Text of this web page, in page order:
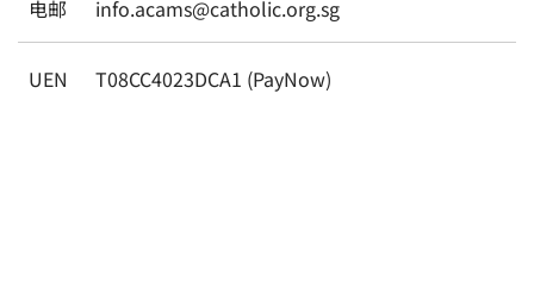
电邮 info.acams@catholic.org.sg
UEN T08CC4023DCA1 (PayNow)